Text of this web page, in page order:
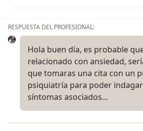
RESPUESTA DEL PROFESIONAL:
Hola buen día, es probable
relacionado con ansiedad,
que tomaras una cita con un
psiquiatría para poder
síntomas asociados…